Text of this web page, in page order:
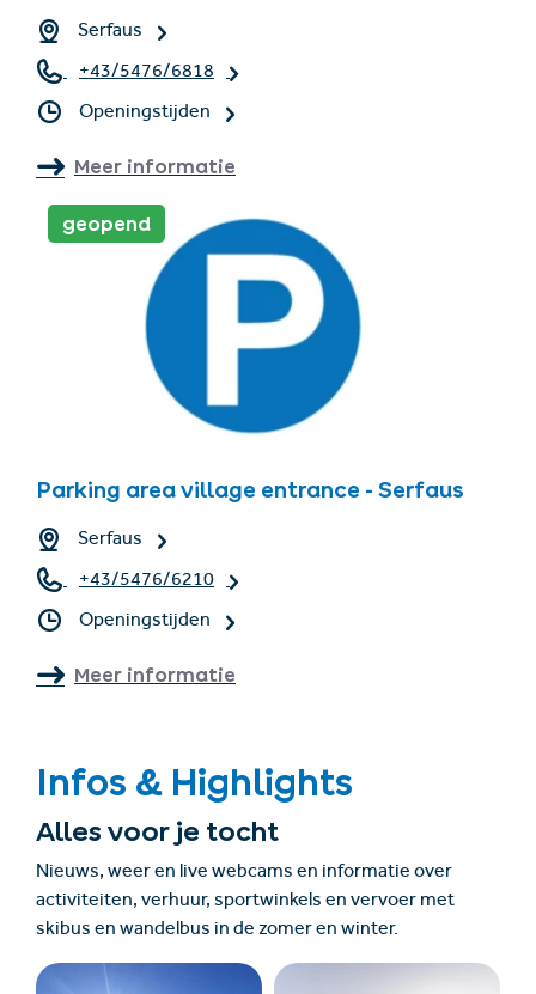
Serfaus
+43/5476/6818
Openingstijden
Meer informatie
geopend
Parking area village entrance - Serfaus
Serfaus
+43/5476/6210
Openingstijden
Meer informatie
Infos & Highlights
Alles voor je tocht
Nieuws, weer en live webcams en informatie over
activiteiten, verhuur, sportwinkels en vervoer met
skibus en wandelbus in de zomer en winter.